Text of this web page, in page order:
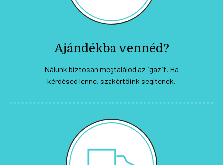
Ajándékba vennéd?
Nálunk biztosan megtalálod az igazit. Ha
kérdésed lenne, szakértőink segítenek.